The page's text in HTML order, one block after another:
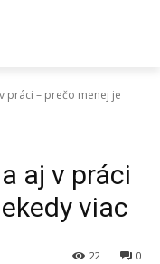
práci – prečo menej je
aj v práci
viac
0
22